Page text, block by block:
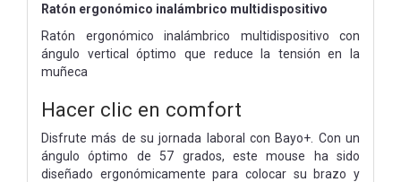
Ratón ergonómico inalámbrico multidispositivo
Ratón ergonómico inalámbrico multidispositivo con
ángulo vertical óptimo que reduce la tensión en la
muñeca
Hacer clic en comfort
Disfrute más de su jornada laboral con Bayo+. Con un
ángulo óptimo de 57 grados, este mouse ha sido
diseñado ergonómicamente para colocar su brazo y